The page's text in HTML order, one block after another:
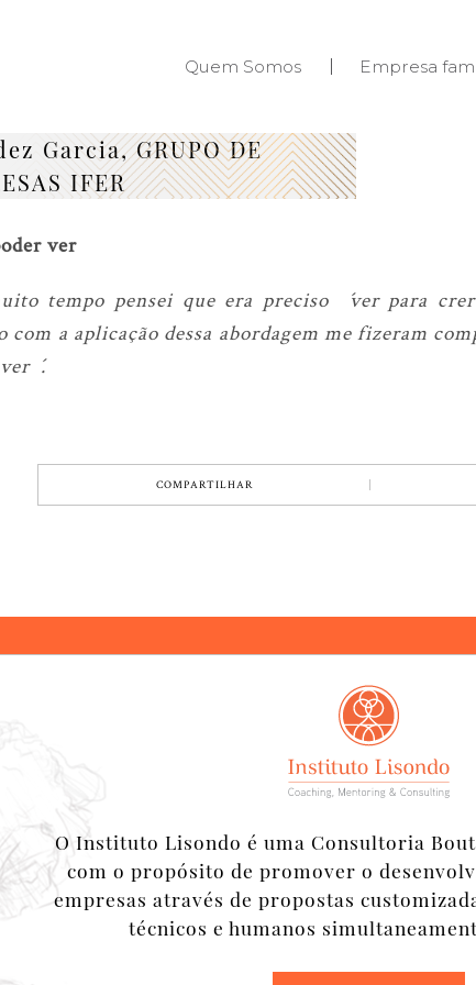
Quem Somos Empresa
Garcia, GRUPO DE
IFER
ver
tempo pensei que era preciso ´ver para
com a aplicação dessa abordagem me fizeram
COMPARTILHAR
O Instituto Lisondo é uma Consultoria
com o propósito de promover o
empresas através de propostas
técnicos e humanos